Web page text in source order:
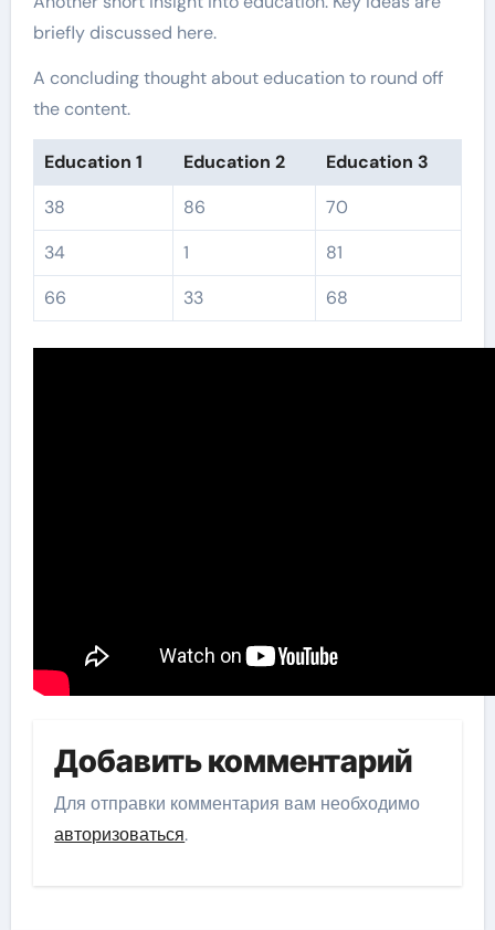
briefly discussed here.
A concluding thought about education to round off
the content.
Education 1 Education 2
Education 3
38
86
70
34
1
81
66
33 68
Добавить комментарий
Для отправки комментария вам необходимо
авторизоваться.